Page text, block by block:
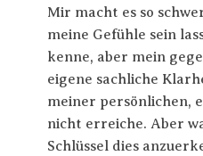
Mir macht es so
meine Gefühle sein
kenne, aber mein
eigene sachliche
meiner persönlichen,
nicht erreiche. Aber
Schlüssel dies